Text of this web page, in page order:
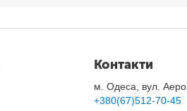
Контакти
м. Одеса, вул.
+380(67)512-70-45